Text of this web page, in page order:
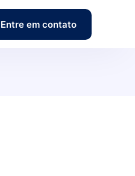
Entre em contato